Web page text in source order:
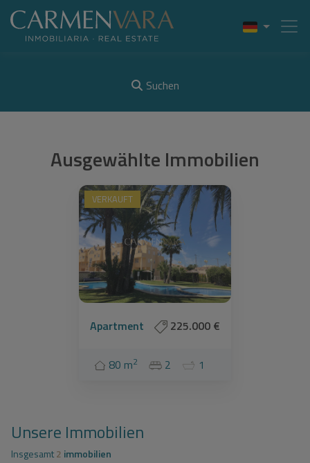
Suchen
Ausgewählte Immobilien
VERKAUFT
Apartment 225.000 €
80 m2 2 1
Unsere Immobilien
Insgesamt2 immobilien